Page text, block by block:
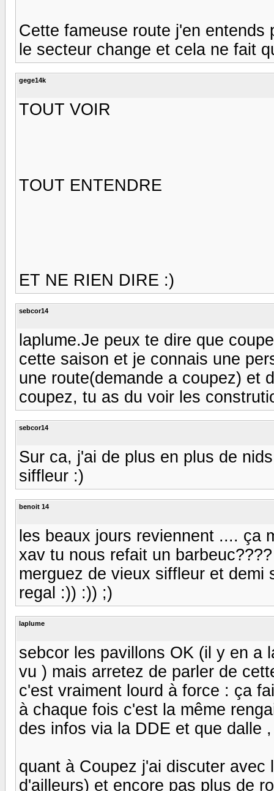
Cette fameuse route j'en
le secteur change et cela ne fait
gege14k
TOUT VOIR
TOUT ENTENDRE
ET NE RIEN DIRE :)
sebcor14
laplume.Je peux te dire que
cette saison et je connais une
une route(demande a coupez) et
coupez, tu as du voir les
sebcor14
Sur ca, j'ai de plus en plus de
siffleur :)
benoit 14
les beaux jours reviennent .... ça
xav tu nous refait un
merguez de vieux siffleur et demi
regal :)) :)) ;)
laplume
sebcor les pavillons OK (il y en a
vu ) mais arretez de parler de
c'est vraiment lourd à force : ça
à chaque fois c'est la même
des infos via la DDE et que dalle
quant à Coupez j'ai discuter avec
d'ailleurs) et encore pas plus de